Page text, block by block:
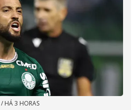
/ HÁ 3 HORAS